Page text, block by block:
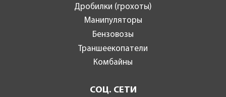
Дробилки (грохоты)
Манипуляторы
Бензовозы
Траншеекопатели
Комбайны
СОЦ. СЕТИ